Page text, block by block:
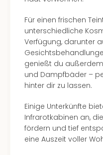
Für einen frischen
unterschiedliche
Verfügung, darunter
genießt du
und Dampfbäder –
hinter dir zu lassen.
Einige Unterkünfte
Infrarotkabinen an,
fördern und tief
eine Auszeit voller